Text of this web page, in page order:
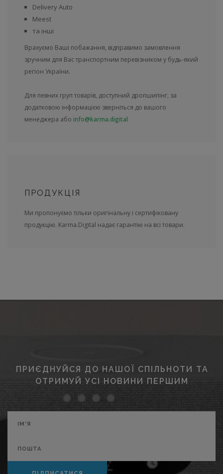
Delivery Auto
Meest
та інші
Врахуємо Ваші побажання, відправимо замовлення
зручним для Вас транспортним перевізником у будь-який
регіон України.
Для певних груп товарів, доступний дропшипінг, за
додатковою інформацією зверніться до вашого
менеджера або info@karma.digital
ПРОДУКЦІЯ
Ми пропонуємо тільки оригінальну і сертифіковану
продукцію. Karma.Digital надає гарантію на всі товари.
ПРИЄДНУЙСЯ ДО НАШОЇ СПІЛЬНОТИ ТА
ОТРИМУЙ УСІ НОВИНИ ПЕРШИМ